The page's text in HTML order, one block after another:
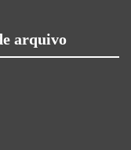
arquivo